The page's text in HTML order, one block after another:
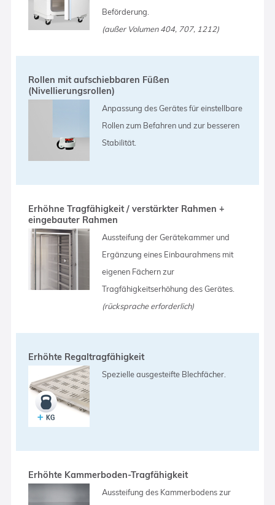
Beförderung.
(außer Volumen 404, 707, 1212)
Rollen mit aufschiebbaren Füßen
(Nivellierungsrollen)
Anpassung des Gerätes für einstellbare
Rollen zum Befahren und zur besseren
Stabilität.
Erhöhne Tragfähigkeit / verstärkter Rahmen +
eingebauter Rahmen
Aussteifung der Gerätekammer und
Ergänzung eines Einbaurahmens mit
eigenen Fächern zur
Tragfähigkeitserhöhung des Gerätes.
(rücksprache erforderlich)
Erhöhte Regaltragfähigkeit
Spezielle ausgesteifte Blechfächer.
Erhöhte Kammerboden-Tragfähigkeit
Aussteifung des Kammerbodens zur